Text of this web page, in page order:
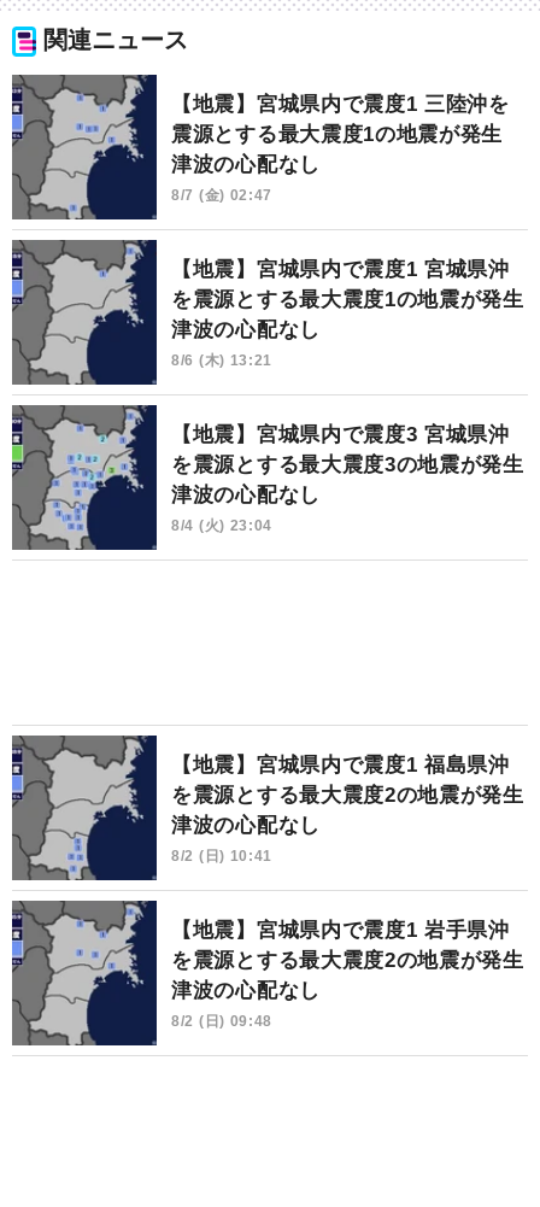
関連ニュース
【地震】宮城県内で震度1 三陸沖を
震源とする最大震度1の地震が発生
津波の心配なし
8/7 (金) 02:47
【地震】宮城県内で震度1 宮城県沖
を震源とする最大震度1の地震が発生
津波の心配なし
8/6 (木) 13:21
【地震】宮城県内で震度3 宮城県沖
を震源とする最大震度3の地震が発生
津波の心配なし
8/4 (火) 23:04
【地震】宮城県内で震度1 福島県沖
を震源とする最大震度2の地震が発生
津波の心配なし
8/2 (日) 10:41
【地震】宮城県内で震度1 岩手県沖
を震源とする最大震度2の地震が発生
津波の心配なし
8/2 (日) 09:48